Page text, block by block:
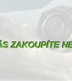
ZAKOUPÍTE